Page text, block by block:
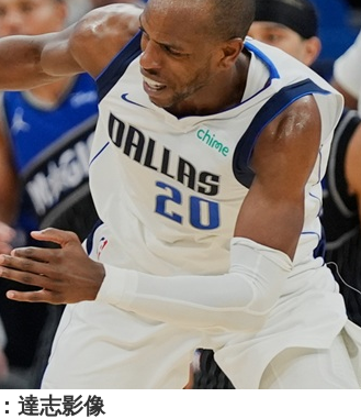
達志影像